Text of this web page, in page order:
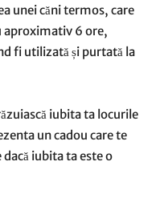
unei căni termos, care
aproximativ 6 ore,
fi utilizată și purtată la
iubita ta locurile
un cadou care te
iubita ta este o